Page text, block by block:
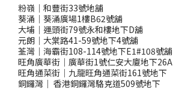
粉嶺｜和豐街33號地舖
葵涌｜葵涌廣場1樓B62號舖
大埔｜運頭街79號永和樓地下D舖
元朗｜大棠路41-59號地下4號舖
荃灣｜海霸街108-114號地下E1#108號舖
旺角廣華街｜廣華街1號仁安大廈地下26A
旺角通菜街｜九龍旺角通菜街161號地下
銅鑼灣 ｜ 香港銅鑼灣駱克道509號地下